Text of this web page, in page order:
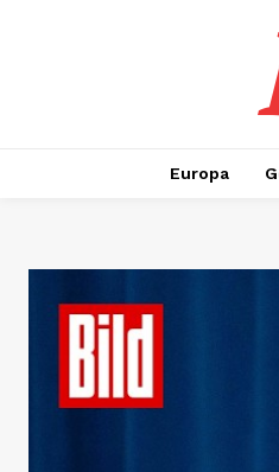
Europa